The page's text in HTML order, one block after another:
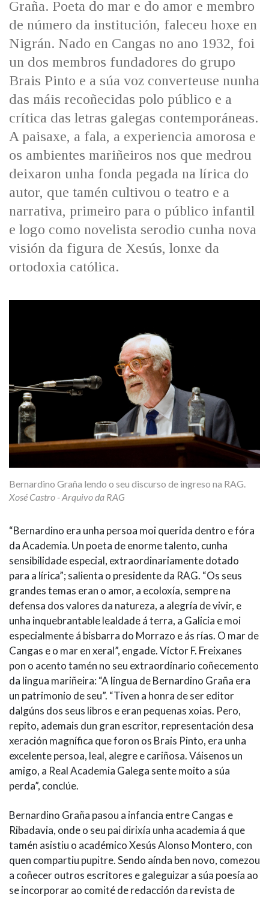
IDENTIDADE CORPORATIVA
MARCIAL DEL ADALID
CASA-MUSEO EMILIA PARDO
BAZÁN
60 ANOS DLG
PRIMAVERA DAS LETRAS
Facebook
TwitterYoutubeInstagram
Bluesky
Graña. Poeta do mar e do amor e membro
de número da institución, faleceu hoxe en
Nigrán. Nado en Cangas no ano 1932, foi
un dos membros fundadores do grupo
Brais Pinto e a súa voz converteuse nunha
das máis recoñecidas polo público e a
crítica das letras galegas contemporáneas.
A paisaxe, a fala, a experiencia amorosa e
os ambientes mariñeiros nos que medrou
deixaron unha fonda pegada na lírica do
autor, que tamén cultivou o teatro e a
narrativa, primeiro para o público infantil
e logo como novelista serodio cunha nova
visión da figura de Xesús, lonxe da
ortodoxia católica.
Bernardino Graña lendo o seu discurso de ingreso na RAG.
Xosé Castro - Arquivo da RAG
“Bernardino era unha persoa moi querida dentro e fóra
da Academia. Un poeta de enorme talento, cunha
sensibilidade especial, extraordinariamente dotado
para a lírica”; salienta o presidente da RAG. “Os seus
grandes temas eran o amor, a ecoloxía, sempre na
defensa dos valores da natureza, a alegría de vivir, e
unha inquebrantable lealdade á terra, a Galicia e moi
especialmente á bisbarra do Morrazo e ás rías. O mar de
Cangas e o mar en xeral”, engade. Víctor F. Freixanes
pon o acento tamén no seu extraordinario coñecemento
da lingua mariñeira: “A lingua de Bernardino Graña era
un patrimonio de seu”. “Tiven a honra de ser editor
dalgúns dos seus libros e eran pequenas xoias. Pero,
repito, ademais dun gran escritor, representación desa
xeración magnífica que foron os Brais Pinto, era unha
excelente persoa, leal, alegre e cariñosa. Váisenos un
amigo, a Real Academia Galega sente moito a súa
perda”, conclúe.
Bernardino Graña pasou a infancia entre Cangas e
Ribadavia, onde o seu pai dirixía unha academia á que
tamén asistiu o académico Xesús Alonso Montero, con
quen compartiu pupitre. Sendo aínda ben novo, comezou
a coñecer outros escritores e galeguizar a súa poesía ao
se incorporar ao comité de redacción da revista de